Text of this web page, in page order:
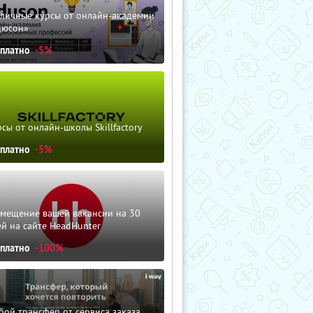
курсы от онлайн-академии
-5%
от онлайн-школы Skillfactory
-5%
вашей вакансии на 30
на сайте HeadHunter
-100%